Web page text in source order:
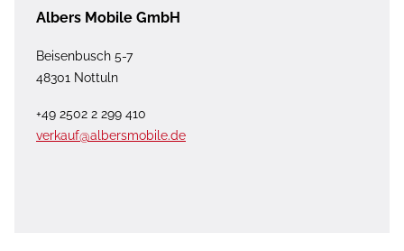
Albers Mobile GmbH
Beisenbusch 5-7
48301 Nottuln
+49 2502 2 299 410
verkauf@albersmobile.de